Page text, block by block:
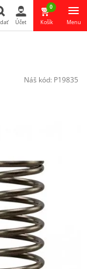
Účet
0
Košík Menu
Náš kód: P19835